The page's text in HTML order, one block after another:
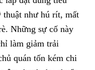
thuật như hú rít, mất
Những sự cố này
làm giảm trải
quán tốn kém chi